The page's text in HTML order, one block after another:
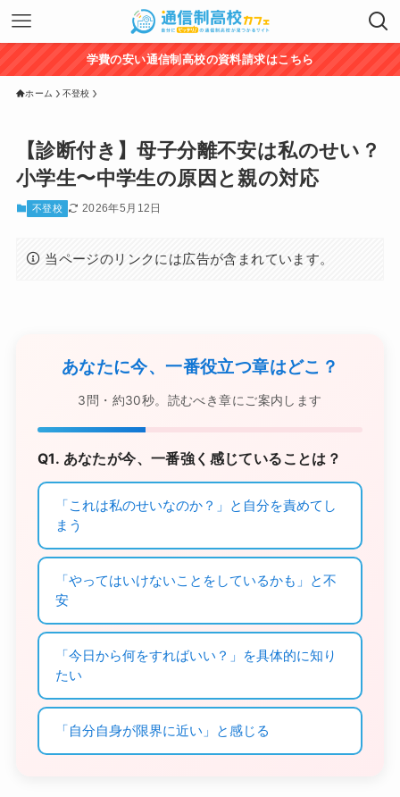
学費の安い通信制高校の資料請求はこちら
ホーム 不登校
【診断付き】母子分離不安は私のせい？
小学生〜中学生の原因と親の対応
不登校 2026年5月12日
当ページのリンクには広告が含まれています。
あなたに今、一番役立つ章はどこ？
3問・約30秒。読むべき章にご案内します
Q1. あなたが今、一番強く感じていることは？
「これは私のせいなのか？」と自分を責めてし
まう
「やってはいけないことをしているかも」と不
安
「今日から何をすればいい？」を具体的に知り
たい
「自分自身が限界に近い」と感じる